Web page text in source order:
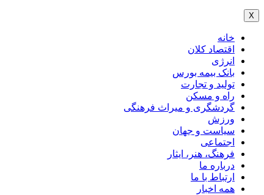
X
خانه
اقتصاد کلان
انرژی
بانک بیمه بورس
تولید و تجارت
راه و مسکن
گردشگری و میراث فرهنگی
ورزش
سیاست و جهان
اجتماعی
فرهنگ، هنر، ایثار
درباره ما
ارتباط با ما
همه اخبار